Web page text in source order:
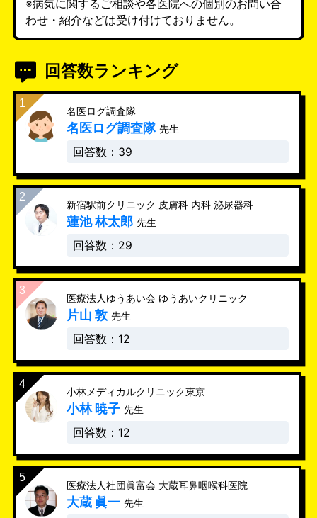
※病気に関するご相談や各医院への個別のお問い合
わせ・紹介などは受け付けておりません。
回答数ランキング
名医ログ調査隊
名医ログ調査隊 先生
回答数：39
新宿駅前クリニック 皮膚科 内科 泌尿器科
蓮池 林太郎 先生
回答数：29
医療法人ゆうあい会 ゆうあいクリニック
片山 敦 先生
回答数：12
小林メディカルクリニック東京
小林 暁子 先生
回答数：12
医療法人社団眞富会 大蔵耳鼻咽喉科医院
大蔵 眞一 先生